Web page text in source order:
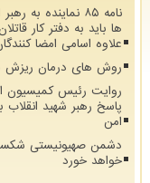
نامه ۸۵ نماینده
ها باید به دفتر کار
علاوه اسامی امضا
روش های درمان ریزش
روایت رئیس کمیسیون
پاسخ رهبر شهید انقلاب
امن
دشمن صهیونیستی
خواهد خورد